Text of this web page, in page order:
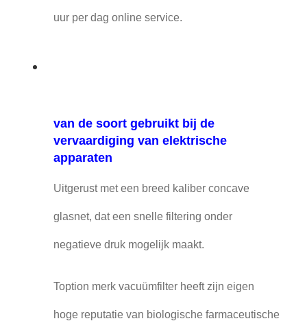
uur per dag online service.
van de soort gebruikt bij de
vervaardiging van elektrische
apparaten
Uitgerust met een breed kaliber concave
glasnet, dat een snelle filtering onder
negatieve druk mogelijk maakt.
Toption merk vacuümfilter heeft zijn eigen
hoge reputatie van biologische farmaceutische